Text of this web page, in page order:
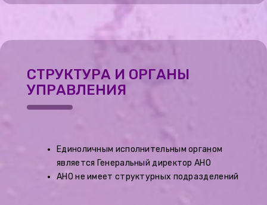
СТРУКТУРА И ОРГАНЫ
УПРАВЛЕНИЯ
Единоличным исполнительным органом
является Генеральный директор АНО
АНО не имеет структурных подразделений